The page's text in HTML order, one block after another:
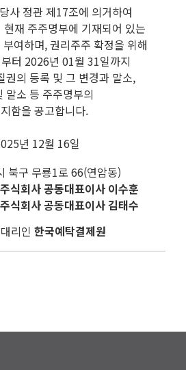
사 정관 제17조에 의거하여
재 주주명부에 기재되어 있는
여하며, 권리주주 확정을 위해
터 2026년 01월 31일까지
권의 등록 및 그 변경과 말소,
말소 등 주주명부의
함을 공고합니다.
년 12월 16일
북구 무룡1로 66(연암동)
주식회사 공동대표이사 이수훈
주식회사 공동대표이사 김태수
리인 한국예탁결제원